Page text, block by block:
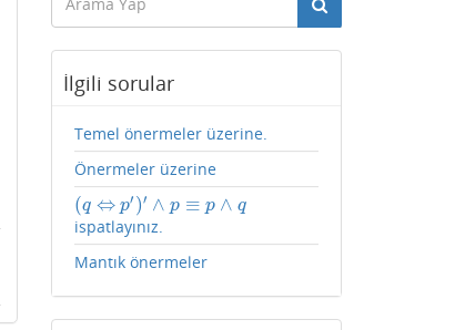
İlgili sorular
Temel önermeler üzerine.
Önermeler üzerine
(q ⇔ p′ )′ ∧ p ≡ p ∧ q
(q⇔p′ )′∧p≡p ∧q
ispatlayınız.
Mantık önermeler